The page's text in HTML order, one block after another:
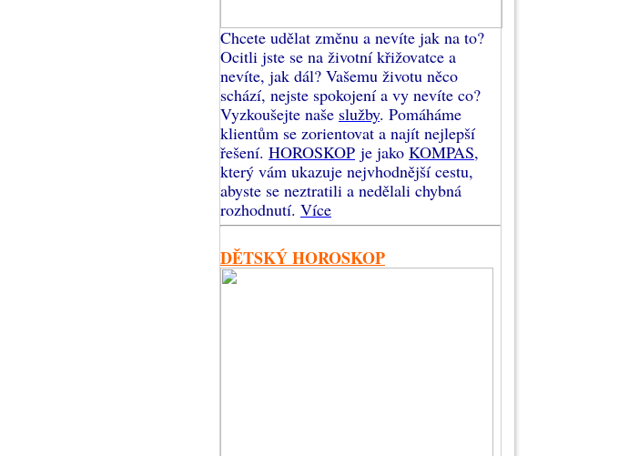
Chcete udělat změnu a nevíte jak na to?
Ocitli jste se na životní křižovatce a
nevíte, jak dál? Vašemu životu něco
schází, nejste spokojení a vy nevíte co?
Vyzkoušejte naše služby. Pomáháme
klientům se zorientovat a najít nejlepší
řešení. HOROSKOP je jako KOMPAS,
který vám ukazuje nejvhodnější cestu,
abyste se neztratili a nedělali chybná
rozhodnutí. Více
DĚTSKÝ HOROSKOP